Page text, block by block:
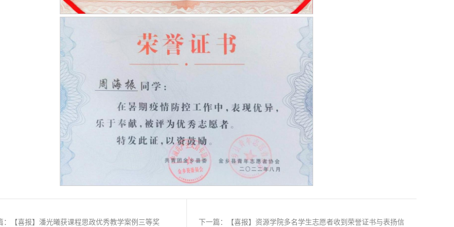
：【喜报】潘光曦获课程思政优秀教学案例三等奖 下一篇：【喜报】资源学院多名学生志愿者收到荣誉证书与表扬信